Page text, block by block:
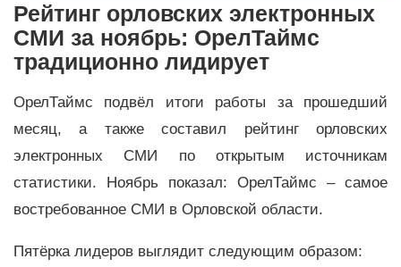
Рейтинг орловских электронных
СМИ за ноябрь: ОрелТаймс
традиционно лидирует
ОрелТаймс подвёл итоги работы за прошедший
месяц, а также составил рейтинг орловских
электронных СМИ по открытым источникам
статистики. Ноябрь показал: ОрелТаймс – самое
востребованное СМИ в Орловской области.
Пятёрка лидеров выглядит следующим образом: